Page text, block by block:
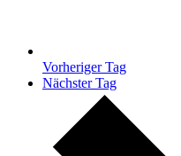
Vorheriger Tag
Nächster Tag